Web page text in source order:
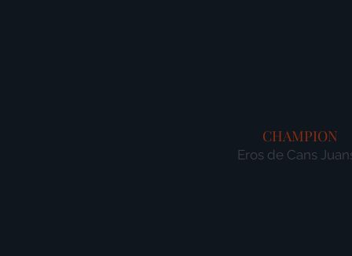
CHAMPION
Eros de Cans